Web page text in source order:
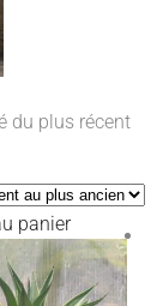
du plus récent
panier